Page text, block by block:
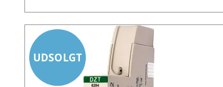
UDSOLGT